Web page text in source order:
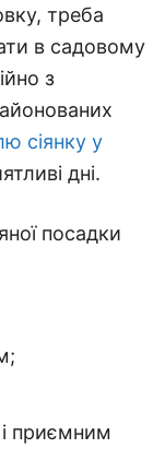
треба
в садовому
з
сіянку у
дні.
посадки
приємним